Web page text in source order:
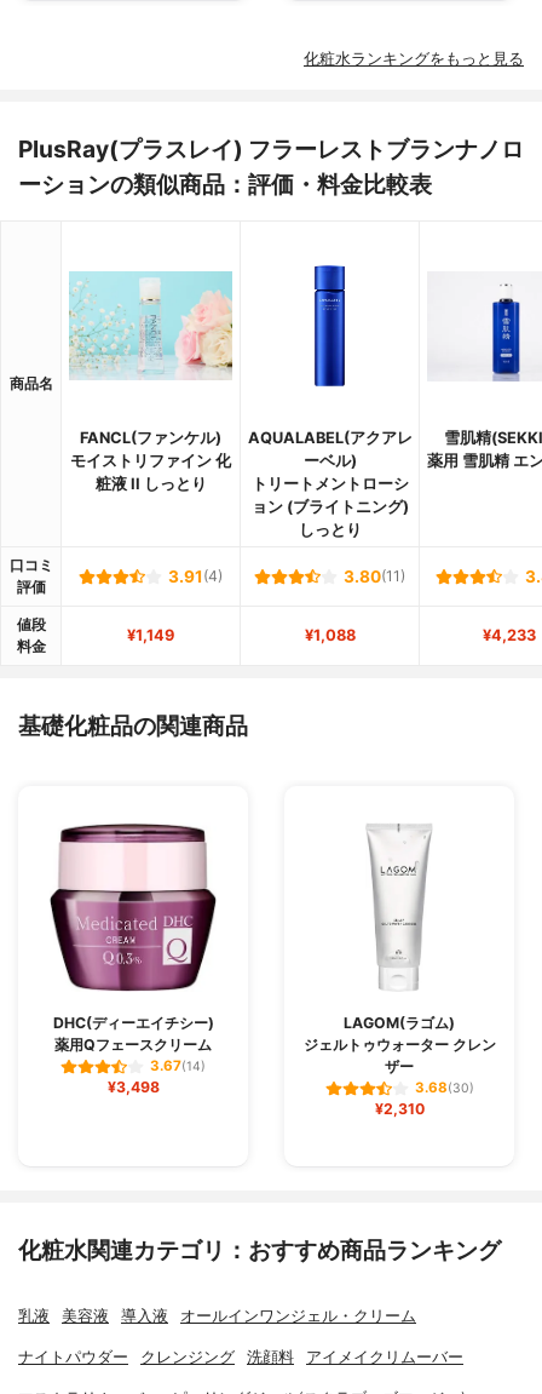
化粧水ランキングをもっと見る
PlusRay(プラスレイ) フラーレストブランナノロ
ーションの類似商品：評価・料金比較表
商品名
FANCL(ファンケル)
モイストリファイン 化
粧液 II しっとり
AQUALABEL(アクアレ
ーベル)
トリートメントローシ
ョン (ブライトニング)
しっとり
雪肌精
薬用 雪肌精 エ
口コミ
評価
3.91 (4) 3.80(11)
値段
料金
¥1,149 ¥1,088 ¥4,233
基礎化粧品の関連商品
DHC(ディーエイチシー)
薬用Qフェースクリーム
3.67(14)
¥3,498
LAGOM(ラゴム)
ジェルトゥウォーター クレン
ザー
3.68(30)
¥2,310
化粧水関連カテゴリ：おすすめ商品ランキング
乳液 美容液 導入液 オールインワンジェル・クリーム
ナイトパウダー クレンジング 洗顔料 アイメイクリムーバー